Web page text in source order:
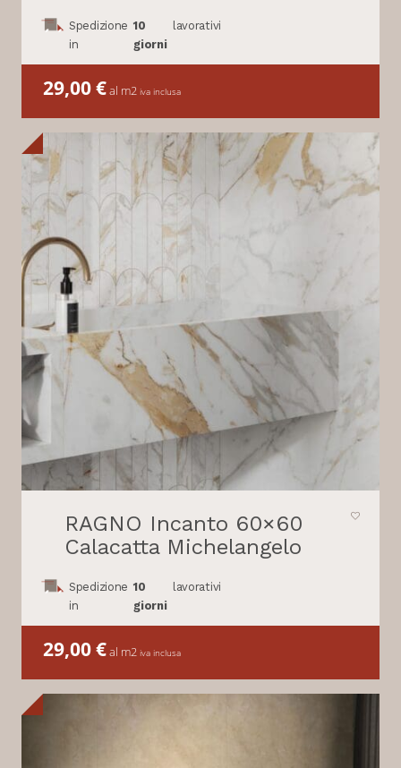
Spedizione
in
10
giorni
lavorativi
29,00€al m2 iva inclusa
RAGNO Incanto 60×60
Calacatta Michelangelo
Spedizione
in
10
giorni
lavorativi
29,00€al m2 iva inclusa